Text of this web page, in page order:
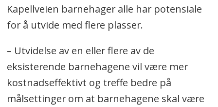
Kapellveien barnehager alle har potensiale
for å utvide med flere plasser.
– Utvidelse av en eller flere av de
eksisterende barnehagene vil være mer
kostnadseffektivt og treffe bedre på
målsettinger om at barnehagene skal være